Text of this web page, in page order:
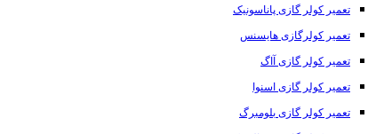
تعمیر کولر گازی پاناسونیک
تعمیر کولرگازی هایسنس
تعمیر کولر گازی آاگ
تعمیر کولر گازی اسنوا
تعمیر کولر گازی بلومبرگ